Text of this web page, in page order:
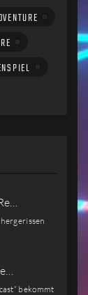
bekommt